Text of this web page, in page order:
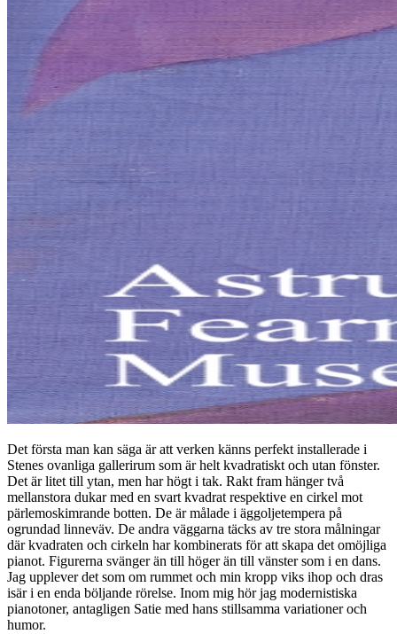
Det första man kan säga är att verken känns perfekt installerade i
Stenes ovanliga gallerirum som är helt kvadratiskt och utan fönster.
Det är litet till ytan, men har högt i tak. Rakt fram hänger två
mellanstora dukar med en svart kvadrat respektive en cirkel mot
pärlemoskimrande botten. De är målade i äggoljetempera på
ogrundad linneväv. De andra väggarna täcks av tre stora målningar
där kvadraten och cirkeln har kombinerats för att skapa det omöjliga
pianot. Figurerna svänger än till höger än till vänster som i en dans.
Jag upplever det som om rummet och min kropp viks ihop och dras
isär i en enda böljande rörelse. Inom mig hör jag modernistiska
pianotoner, antagligen Satie med hans stillsamma variationer och
humor.